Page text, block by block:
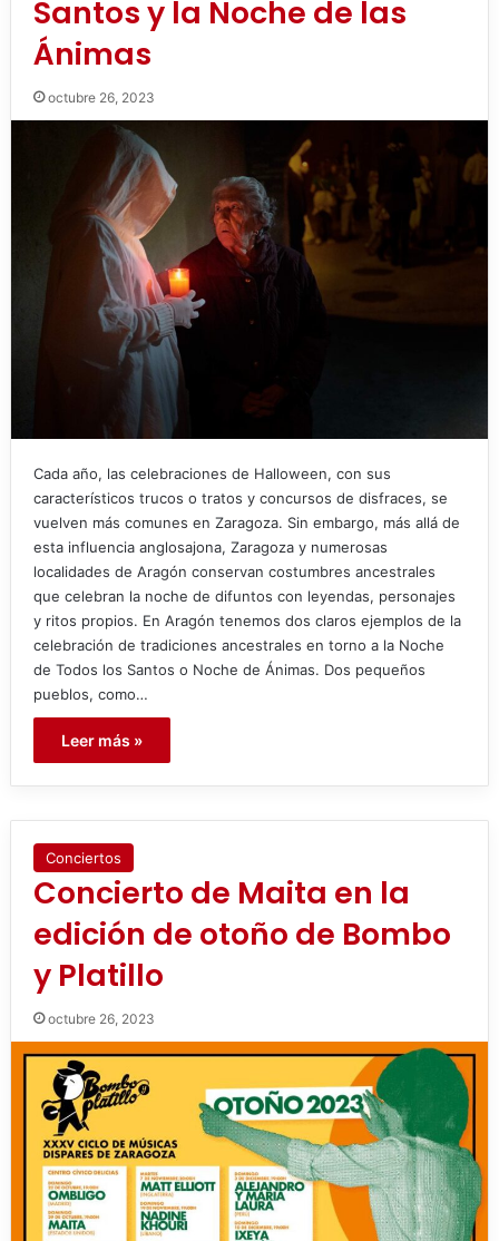
Santos y la Noche de las
Ánimas
octubre 26, 2023
Cada año, las celebraciones de Halloween, con sus
característicos trucos o tratos y concursos de disfraces, se
vuelven más comunes en Zaragoza. Sin embargo, más allá de
esta influencia anglosajona, Zaragoza y numerosas
localidades de Aragón conservan costumbres ancestrales
que celebran la noche de difuntos con leyendas, personajes
y ritos propios. En Aragón tenemos dos claros ejemplos de la
celebración de tradiciones ancestrales en torno a la Noche
de Todos los Santos o Noche de Ánimas. Dos pequeños
pueblos, como…
Leer más »
Conciertos
Concierto de Maita en la
edición de otoño de Bombo
y Platillo
octubre 26, 2023